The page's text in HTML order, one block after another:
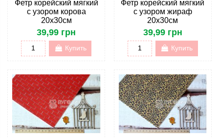
Фетр корейский мягкий
с узором корова
20х30см
39,99 грн
Купить
Фетр корейский мягкий
с узором жираф
20х30см
39,99 грн
Купить